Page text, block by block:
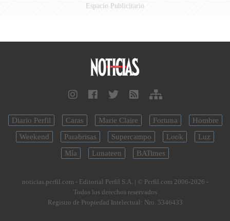
Espacio Publicitario
Diario Perfil Caras Marie Claire Fortuna
Hombre
Weekend
Parabrisas Supercampo Look
Luz
Mía
Lunateen BATimes
noticias.perfil.com - Editorial Perfil S.A. | © Perfil.com 2006-2026 -
Todos los derechos reservados
Registro de Propiedad Intelectual: Nro. 5346433